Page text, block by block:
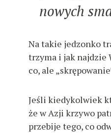
nowych
Na takie jedzonko
trzyma i jak najdzie
co, ale
Jeśli kiedykolwiek
że w Azji krzywo
przebije tego, co